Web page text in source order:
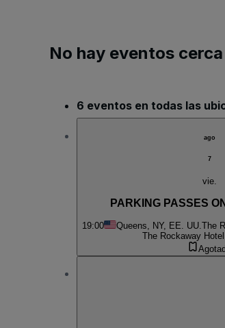
No hay eventos
6 eventos en todas las
ago
7
vie.
PARKING PASSES
19:00 Queens, NY, EE. UU. The
The Rockaway